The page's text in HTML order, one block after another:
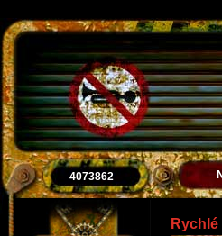
4073862
Rychlé